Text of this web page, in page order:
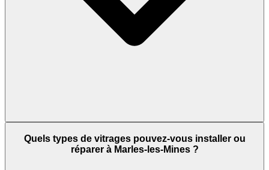
Quels types de vitrages pouvez-vous installer ou
réparer à Marles-les-Mines ?